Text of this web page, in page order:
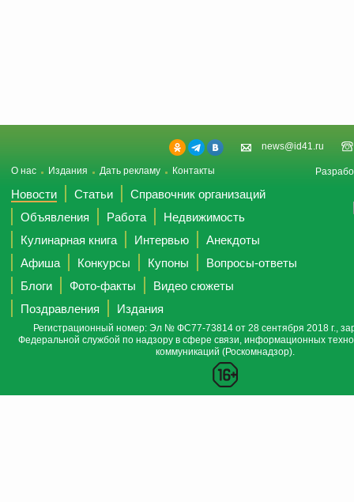
news@id41.ru
О нас Издания Дать рекламу Контакты
Новости Статьи
Справочник организаций
Объявления
Работа
Недвижимость
Кулинарная книга
Интервью
Анекдоты
Афиша
Конкурсы Купоны
Вопросы-ответы
Блоги
Фото-факты
Видео сюжеты
Поздравления
Издания
Регистрационный номер: Эл № ФС77-73814 от 28 сентября 2018 г.,
Федеральной службой по надзору в сфере связи, информационных
коммуникаций (Роскомнадзор).